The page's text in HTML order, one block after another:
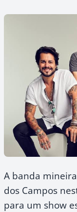
A banda mineira
dos Campos
para um show